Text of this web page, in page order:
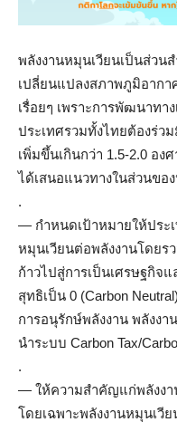
พลังงานหมุนเวียนเป็นส่ว
เปลี่ยนแปลงสภาพภูมิอาก
เรื่อยๆ เพราะการพัฒนาท
ประเทศรวมทั้งไทยต้องร่
เพิ่มขึ้นเกินกว่า 1.5-2.0 อง
ได้เสนอแนวทางในส่วนขอ
.
— กำหนดเป้าหมายให้ประ
หมุนเวียนต่อพลังงานโดยร
ก้าวไปสู่การเป็นเศรษฐกิจ
สุทธิเป็น 0 (Carbon
การอนุรักษ์พลังงาน พลังง
นำระบบ Carbon Tax/
.
— ให้ความสำคัญแก่พลังงา
โดยเฉพาะพลังงานหมุนเ